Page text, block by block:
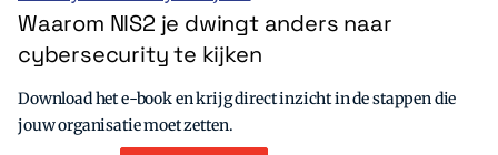
Waarom NIS2 je dwingt anders naar
cybersecurity te kijken
Download het e-book en krijg direct inzicht in de stappen die
jouw organisatie moet zetten.